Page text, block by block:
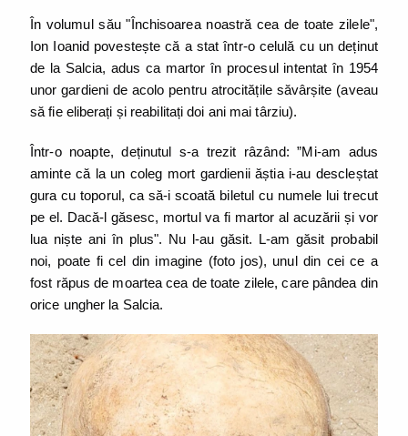
În volumul său "Închisoarea noastră cea de toate zilele",
Ion Ioanid povestește că a stat într-o celulă cu un deținut
de la Salcia, adus ca martor în procesul intentat în 1954
unor gardieni de acolo pentru atrocitățile săvârșite (aveau
să fie eliberați și reabilitați doi ani mai târziu).
Într-o noapte, deținutul s-a trezit râzând: ”Mi-am adus
aminte că la un coleg mort gardienii ăștia i-au descleștat
gura cu toporul, ca să-i scoată biletul cu numele lui trecut
pe el. Dacă-l găsesc, mortul va fi martor al acuzării și vor
lua niște ani în plus". Nu l-au găsit. L-am găsit probabil
noi, poate fi cel din imagine (foto jos), unul din cei ce a
fost răpus de moartea cea de toate zilele, care pândea din
orice ungher la Salcia.